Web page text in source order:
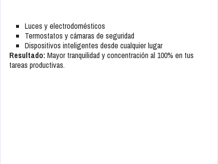
Luces y electrodomésticos
Termostatos y cámaras de seguridad
Dispositivos inteligentes desde cualquier lugar
Resultado: Mayor tranquilidad y concentración al 100% en tus
tareas productivas.